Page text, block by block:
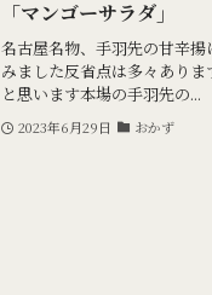
「マンゴーサラダ」
名古屋名物、手羽先の甘辛
みました反省点は多々あり
と思います本場の手羽先の...
2023年6月29日 おかず